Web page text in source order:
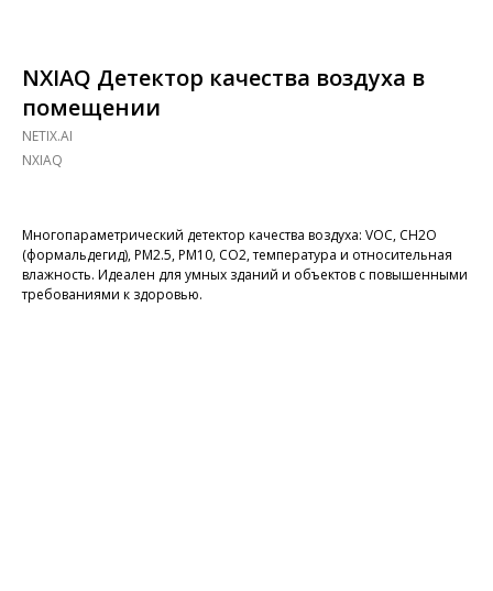
NXIAQ Детектор качества воздуха в
помещении
NETIX.AI
NXIAQ
Многопараметрический детектор качества воздуха: VOC, CH2O
(формальдегид), PM2.5, PM10, CO2, температура и относительная
влажность. Идеален для умных зданий и объектов с повышенными
требованиями к здоровью.